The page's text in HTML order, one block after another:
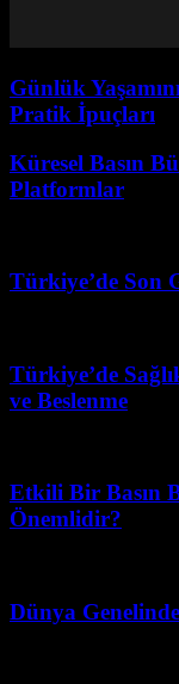
Günlük
Pratik İpuçları
Küresel Basın
Platformlar
Türkiye’de Son
Türkiye’de
ve Beslenme
Etkili Bir Basın
Önemlidir?
Dünya